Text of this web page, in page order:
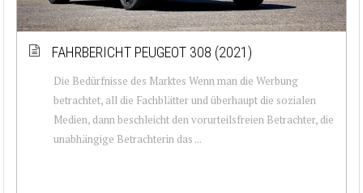
FAHRBERICHT PEUGEOT 308 (2021)
Die Bedürfnisse des Marktes Wenn man die Werbung
betrachtet, all die Fachblätter und überhaupt die sozialen
Medien, dann beschleicht den vorurteilsfreien Betrachter, die
unabhängige Betrachterin das ...